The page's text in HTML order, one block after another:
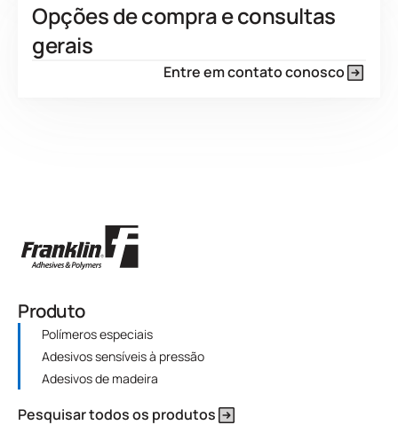
Opções de compra e consultas
gerais
Entre em contato conosco
Produto
Polímeros especiais
Adesivos sensíveis à pressão
Adesivos de madeira
Pesquisar todos os produtos